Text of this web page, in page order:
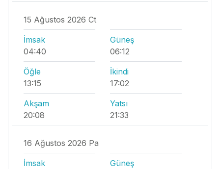
15 Ağustos 2026 Ct
İmsak
04:40
Güneş
06:12
Öğle
13:15
İkindi
17:02
Akşam
20:08
Yatsı
21:33
16 Ağustos 2026 Pa
İmsak
Güneş